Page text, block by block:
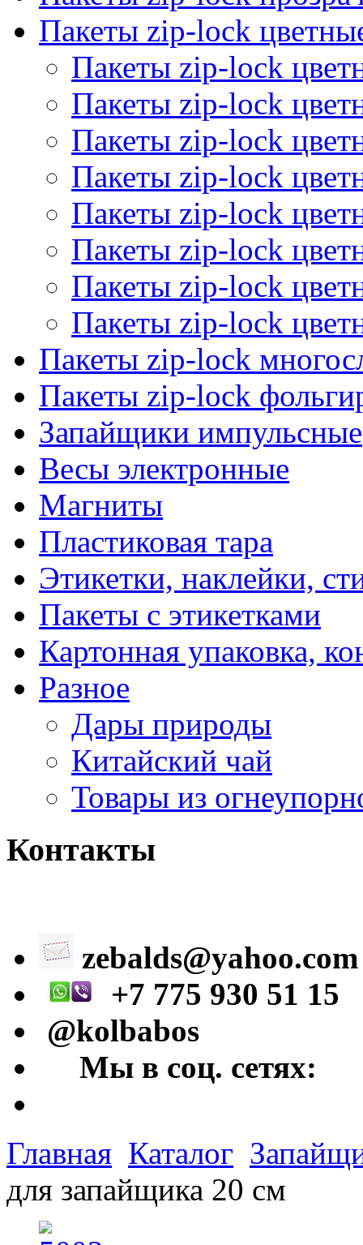
Пакеты zip-lock
Пакеты zip-lock
Пакеты zip-lock
Пакеты zip-lock
Пакеты zip-lock
Пакеты zip-lock
Пакеты zip-lock
Пакеты zip-lock
Пакеты zip-lock
Пакеты zip-lock
Пакеты zip-lock
Запайщики импульсные
Весы электронные
Магниты
Пластиковая тара
Этикетки, наклейки,
Пакеты с этикетками
Картонная упаковка,
Разное
Дары природы
Китайский чай
Товары из
Контакты
zebalds@yahoo.com
+7 775 930 51 15
@kolbabos
Мы в соц. сетях:
Главная Каталог
для запайщика 20 см